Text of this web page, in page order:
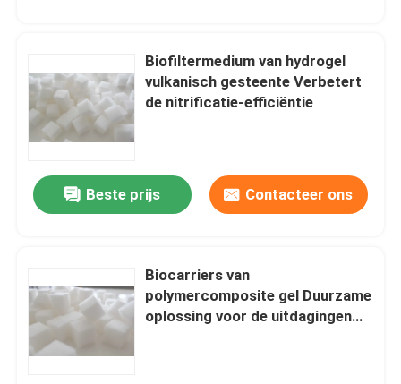
Biofiltermedium van hydrogel
vulkanisch gesteente Verbetert
de nitrificatie-efficiëntie
Beste prijs Contacteer ons
Biocarriers van
polymercomposite gel Duurzame
oplossing voor de uitdagingen